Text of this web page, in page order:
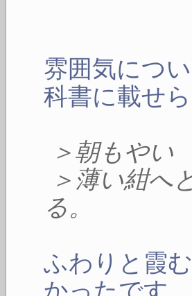
雰囲気につ
科書に載せ
＞朝もやい
＞薄い紺へ
る。
ふわりと霞
かったです。